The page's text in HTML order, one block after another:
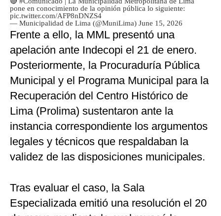
pone en conocimiento de la opinión pública lo siguiente:
pic.twitter.com/AFP8nDNZS4
— Municipalidad de Lima (@MuniLima) June 15, 2026
Frente a ello, la MML presentó una
apelación ante Indecopi el 21 de enero.
Posteriormente, la Procuraduría Pública
Municipal y el Programa Municipal para la
Recuperación del Centro Histórico de
Lima (Prolima) sustentaron ante la
instancia correspondiente los argumentos
legales y técnicos que respaldaban la
validez de las disposiciones municipales.
Tras evaluar el caso, la Sala
Especializada emitió una resolución el 20